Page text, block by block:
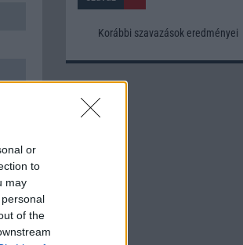
or
to
may
of the
Korábbi szavazások eredményei